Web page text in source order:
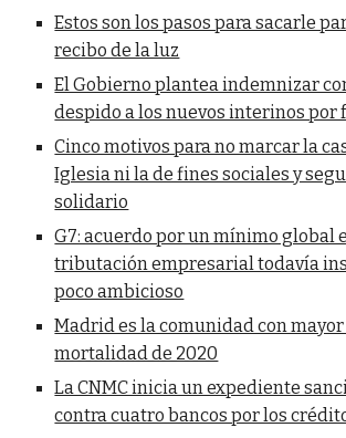
Estos son los pasos para sacarle
recibo de la luz
El Gobierno plantea indemnizar
despido a los nuevos interinos por
Cinco motivos para no marcar la
Iglesia ni la de fines sociales y
solidario
G7: acuerdo por un mínimo global
tributación empresarial todavía
poco ambicioso
Madrid es la comunidad con mayor
mortalidad de 2020
La CNMC inicia un expediente
contra cuatro bancos por los